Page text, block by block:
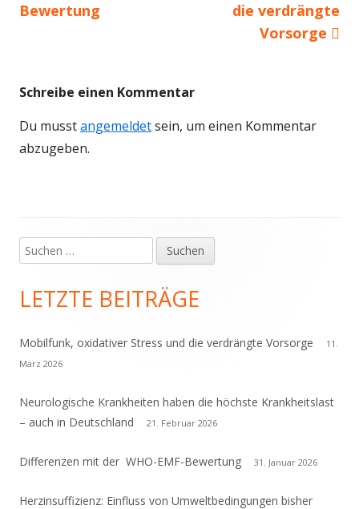
Bewertung
die verdrängte
Vorsorge
Schreibe einen Kommentar
Du musstangemeldetsein, um einen Kommentar
abzugeben.
Haupt-
Seitenleiste
Suchen
nach:
LETZTE BEITRÄGE
Mobilfunk, oxidativer Stress und die verdrängte Vorsorge
11.
März 2026
Neurologische Krankheiten haben die höchste Krankheitslast
– auch in Deutschland
21. Februar 2026
Differenzen mit der WHO-EMF-Bewertung 31. Januar 2026
Herzinsuffizienz: Einfluss von Umweltbedingungen bisher